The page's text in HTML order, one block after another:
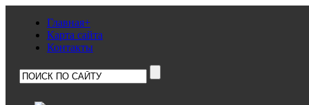
Главная+
Карта сайта
Контакты